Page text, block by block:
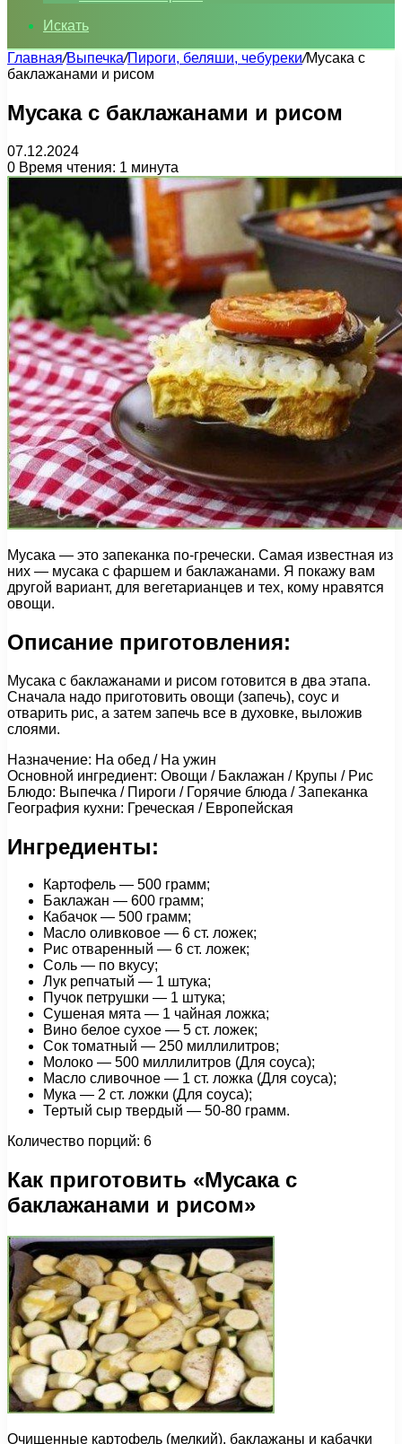
Искать
Главная/Выпечка/Пироги, беляши, чебуреки/Мусака с
баклажанами и рисом
Мусака с баклажанами и рисом
07.12.2024
0 Время чтения: 1 минута
Мусака — это запеканка по-гречески. Самая известная из
них — мусака с фаршем и баклажанами. Я покажу вам
другой вариант, для вегетарианцев и тех, кому нравятся
овощи.
Описание приготовления:
Мусака с баклажанами и рисом готовится в два этапа.
Сначала надо приготовить овощи (запечь), соус и
отварить рис, а затем запечь все в духовке, выложив
слоями.
Назначение: На обед / На ужин
Основной ингредиент: Овощи / Баклажан / Крупы / Рис
Блюдо: Выпечка / Пироги / Горячие блюда / Запеканка
География кухни: Греческая / Европейская
Ингредиенты:
Картофель — 500 грамм;
Баклажан — 600 грамм;
Кабачок — 500 грамм;
Масло оливковое — 6 ст. ложек;
Рис отваренный — 6 ст. ложек;
Соль — по вкусу;
Лук репчатый — 1 штука;
Пучок петрушки — 1 штука;
Сушеная мята — 1 чайная ложка;
Вино белое сухое — 5 ст. ложек;
Сок томатный — 250 миллилитров;
Молоко — 500 миллилитров (Для соуса);
Масло сливочное — 1 cт. ложка (Для соуса);
Мука — 2 ст. ложки (Для соуса);
Тертый сыр твердый — 50-80 грамм.
Количество порций: 6
Как приготовить «Мусака с
баклажанами и рисом»
Очищенные картофель (мелкий), баклажаны и кабачки